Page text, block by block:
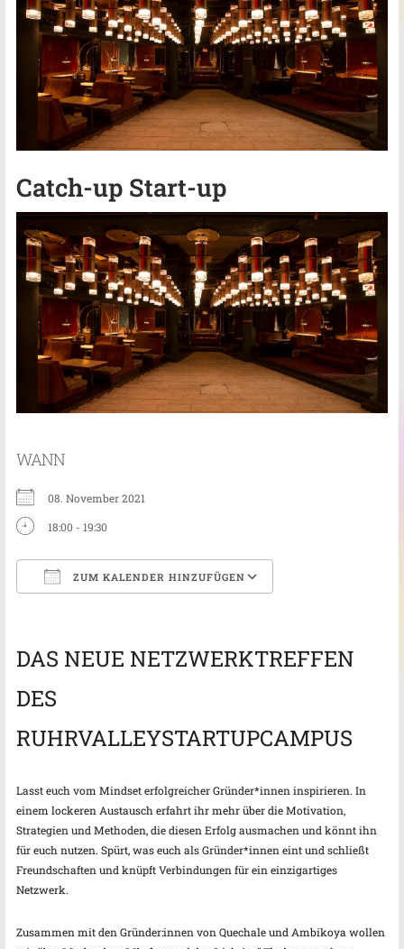
Catch-up Start-up
WANN
08. November 2021
18:00 - 19:30
ZUM KALENDER HINZUFÜGEN
DAS NEUE NETZWERKTREFFEN
DES
RUHRVALLEYSTARTUPCAMPUS
Lasst euch vom Mindset erfolgreicher Gründer*innen inspirieren. In
einem lockeren Austausch erfahrt ihr mehr über die Motivation,
Strategien und Methoden, die diesen Erfolg ausmachen und könnt ihn
für euch nutzen. Spürt, was euch als Gründer*innen eint und schließt
Freundschaften und knüpft Verbindungen für ein einzigartiges
Netzwerk.
Zusammen mit den Gründer:innen von Quechale und Ambikoya wollen